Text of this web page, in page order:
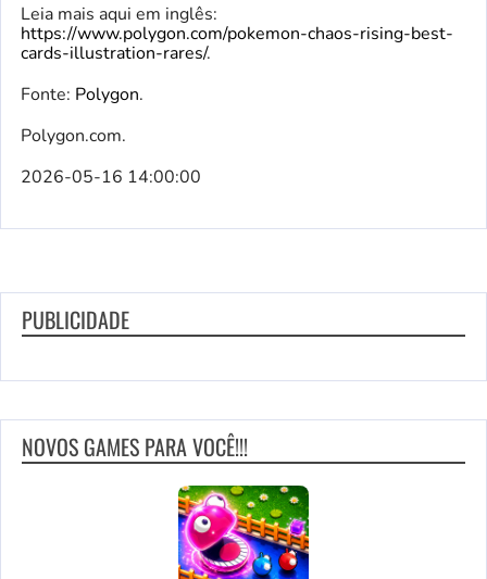
Leia mais aqui em inglês:
https://www.polygon.com/pokemon-chaos-rising-best-
cards-illustration-rares/.
Fonte: Polygon.
Polygon.com.
2026-05-16 14:00:00
PUBLICIDADE
NOVOS GAMES PARA VOCÊ!!!